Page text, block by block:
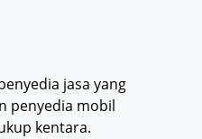
jasa yang
penyedia mobil
kentara.